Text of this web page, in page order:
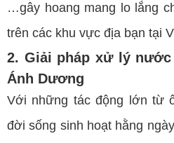
…gây hoang mang lo lắng
trên các khu vực địa bạn tại
2. Giải pháp xử lý
Ánh Dương
Với những tác động lớn từ
đời sống sinh hoạt hằng